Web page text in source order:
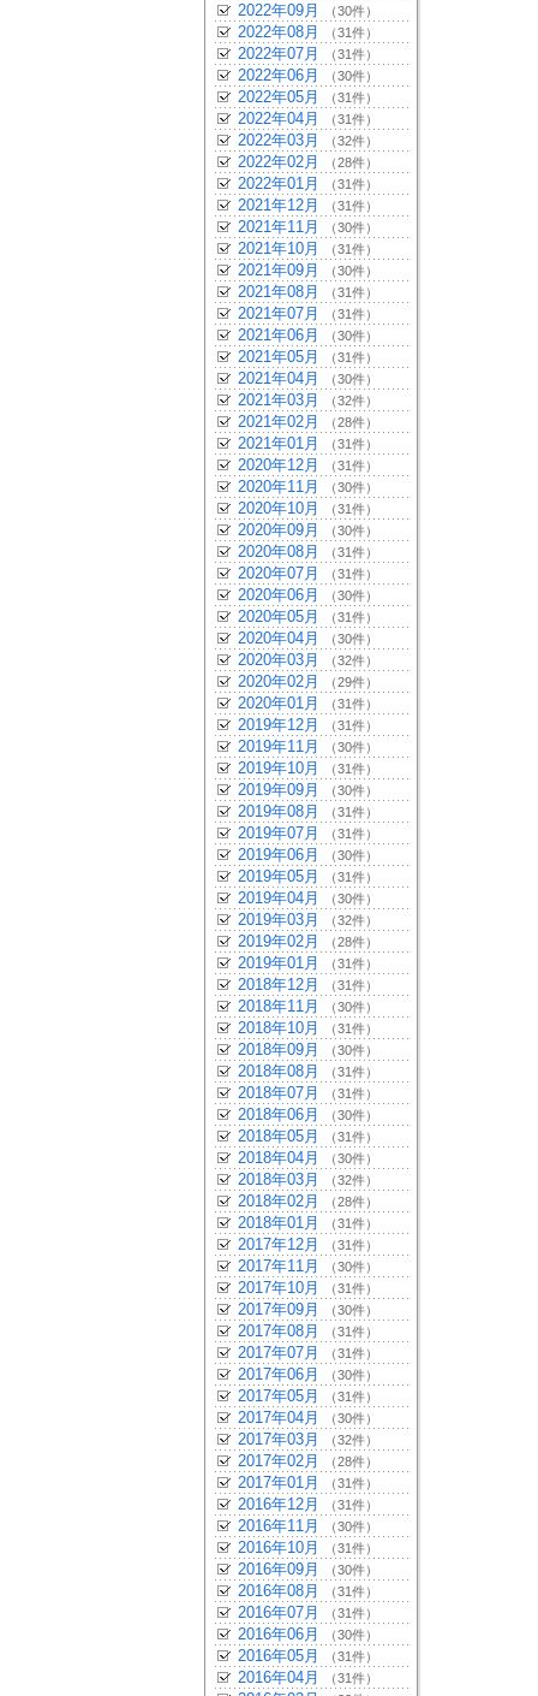
2022年09月 （30件）
2022年08月 （31件）
2022年07月 （31件）
2022年06月 （30件）
2022年05月 （31件）
2022年04月 （31件）
2022年03月 （32件）
2022年02月 （28件）
2022年01月 （31件）
2021年12月 （31件）
2021年11月 （30件）
2021年10月 （31件）
2021年09月 （30件）
2021年08月 （31件）
2021年07月 （31件）
2021年06月 （30件）
2021年05月 （31件）
2021年04月 （30件）
2021年03月 （32件）
2021年02月 （28件）
2021年01月 （31件）
2020年12月 （31件）
2020年11月 （30件）
2020年10月 （31件）
2020年09月 （30件）
2020年08月 （31件）
2020年07月 （31件）
2020年06月 （30件）
2020年05月 （31件）
2020年04月 （30件）
2020年03月 （32件）
2020年02月 （29件）
2020年01月 （31件）
2019年12月 （31件）
2019年11月 （30件）
2019年10月 （31件）
2019年09月 （30件）
2019年08月 （31件）
2019年07月 （31件）
2019年06月 （30件）
2019年05月 （31件）
2019年04月 （30件）
2019年03月 （32件）
2019年02月 （28件）
2019年01月 （31件）
2018年12月 （31件）
2018年11月 （30件）
2018年10月 （31件）
2018年09月 （30件）
2018年08月 （31件）
2018年07月 （31件）
2018年06月 （30件）
2018年05月 （31件）
2018年04月 （30件）
2018年03月 （32件）
2018年02月 （28件）
2018年01月 （31件）
2017年12月 （31件）
2017年11月 （30件）
2017年10月 （31件）
2017年09月 （30件）
2017年08月 （31件）
2017年07月 （31件）
2017年06月 （30件）
2017年05月 （31件）
2017年04月 （30件）
2017年03月 （32件）
2017年02月 （28件）
2017年01月 （31件）
2016年12月 （31件）
2016年11月 （30件）
2016年10月 （31件）
2016年09月 （30件）
2016年08月 （31件）
2016年07月 （31件）
2016年06月 （30件）
2016年05月 （31件）
2016年04月 （31件）